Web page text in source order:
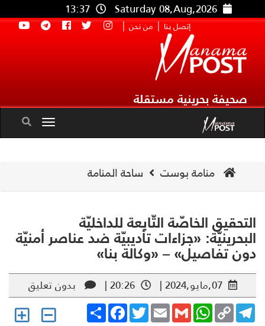
Saturday 08,Aug,2026
13:37
إتصل بنا | من نحن |
صحيفة بحرينية مستقلة
Toggle
navigation
منامة بوست ساحة المنامة
الخاصّة التّابعة للداخليّة
«جزاءات تأديبيّة ضد عناصر أمنيّة
تفاصيل» – «وكالة بنا»
07,مايو,2024 | 20:26 |
بدون تعليق
Share
FacebookTwitterEmailGmail
WhatsAppCopy
Link